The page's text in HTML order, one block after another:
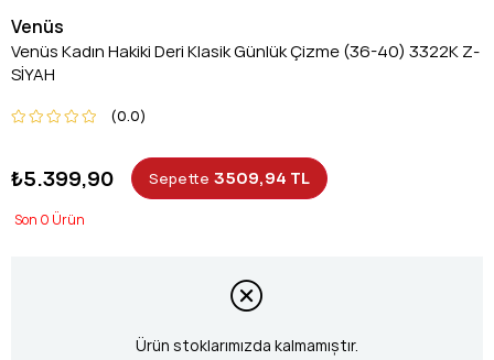
Venüs
Venüs Kadın Hakiki Deri Klasik Günlük Çizme (36-40) 3322K Z-
SİYAH
0.0
₺5.399,90 Sepette 3509,94 TL
0
Ürün stoklarımızda kalmamıştır.